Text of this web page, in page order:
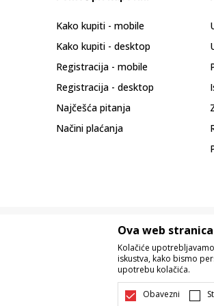
Kako kupiti - mobile
Kako kupiti - desktop
Registracija - mobile
Registracija - desktop
Najčešća pitanja
Načini plaćanja
Nastojimo da
Svi artikli
Ova web
Kolačiće
iskustva, kako bismo
upotrebu kolačića.
Obavezni